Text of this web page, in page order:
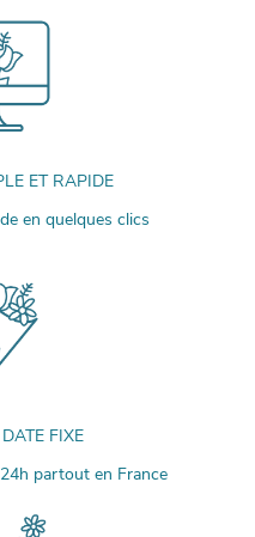
ET RAPIDE
en quelques clics
FIXE
partout en France